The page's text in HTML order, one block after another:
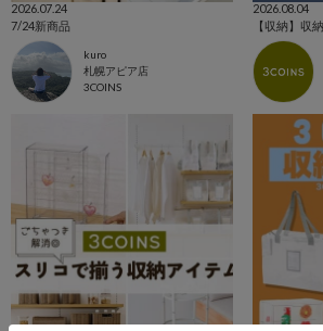
2026.07.24
7/24新商品
kuro
札幌アピア店
3COINS
2026.08.04